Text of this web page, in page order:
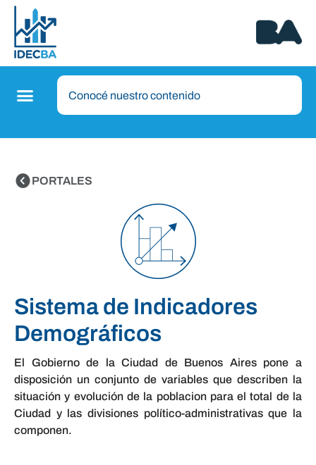
PORTALES
Sistema de Indicadores
Demográficos
El Gobierno de la Ciudad de Buenos Aires pone a
disposición un conjunto de variables que describen la
situación y evolución de la poblacion para el total de la
Ciudad y las divisiones político-administrativas que la
componen.